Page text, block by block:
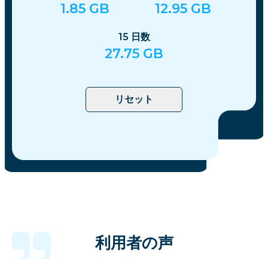
1.85 GB 12.95 GB
15 日数
27.75 GB
リセット
利用者の声